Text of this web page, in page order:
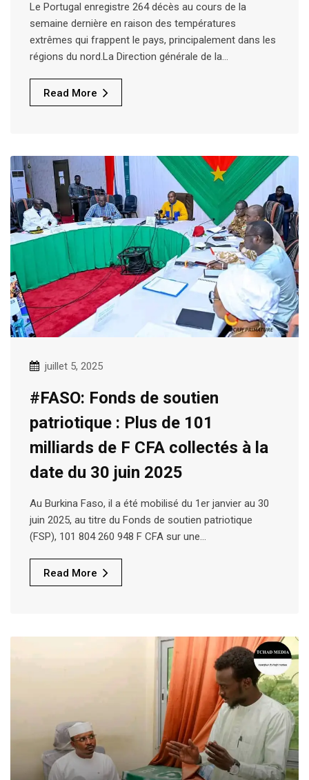
Le Portugal enregistre 264 décès au cours de la
semaine dernière en raison des températures
extrêmes qui frappent le pays, principalement dans les
régions du nord.La Direction générale de la…
Read More
juillet 5, 2025
#FASO: Fonds de soutien
patriotique : Plus de 101
milliards de F CFA collectés à la
date du 30 juin 2025
Au Burkina Faso, il a été mobilisé du 1er janvier au 30
juin 2025, au titre du Fonds de soutien patriotique
(FSP), 101 804 260 948 F CFA sur une…
Read More